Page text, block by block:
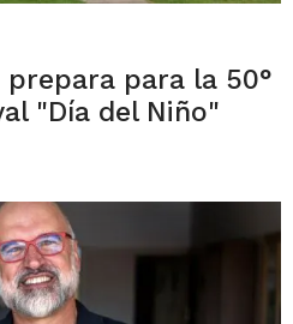
prepara para la 50°
"Día del Niño"